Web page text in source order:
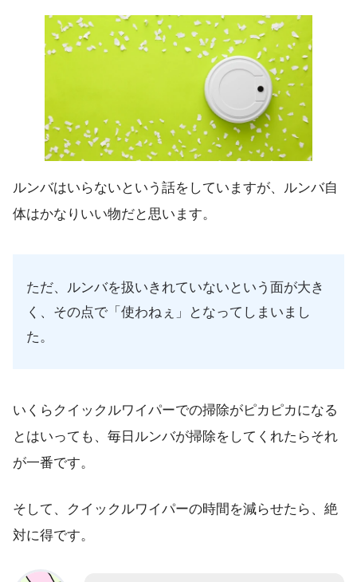
ルンバはいらないという話をしていますが、ルンバ自
体はかなりいい物だと思います。
ただ、ルンバを扱いきれていないという面が大き
く、その点で「使わねぇ」となってしまいまし
た。
いくらクイックルワイパーでの掃除がピカピカになる
とはいっても、毎日ルンバが掃除をしてくれたらそれ
が一番です。
そして、クイックルワイパーの時間を減らせたら、絶
対に得です。